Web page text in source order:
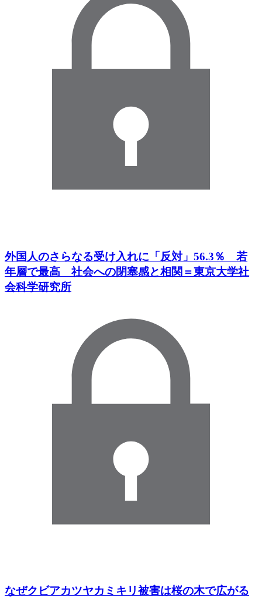
外国人のさらなる受け入れに「反対」56.3％ 若
年層で最高 社会への閉塞感と相関＝東京大学社
会科学研究所
なぜクビアカツヤカミキリ被害は桜の木で広がる